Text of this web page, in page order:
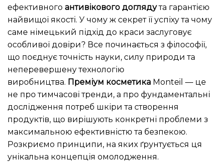
ефективного антивікового доглядута гарантією
найвищої якості. У чому ж секрет її успіху та чому
саме німецький підхід до краси заслуговує
особливої довіри? Все починається з філософії,
що поєднує точність науки, силу природи та
неперевершену технологію
виробництва. Преміум косметика Monteil — це
не про тимчасові тренди, а про фундаментальні
дослідження потреб шкіри та створення
продуктів, що вирішують конкретні проблеми з
максимальною ефективністю та безпекою.
Розкриємо принципи, на яких ґрунтується ця
унікальна концепція омолодження.